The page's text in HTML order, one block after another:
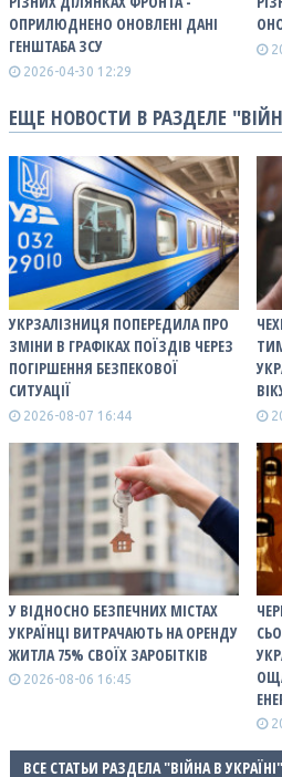
ОПРИЛЮДНЕНО ОНОВЛЕНІ ДАНІ
ГЕНШТАБА ЗСУ
2026-04-30 12:29
ЕЩЕ НОВОСТИ В РАЗДЕЛЕ
УКРЗАЛІЗНИЦЯ ПОПЕРЕДИЛА ПРО
ЗМІНИ В ГРАФІКАХ ПОЇЗДІВ ЧЕРЕЗ
ПОГІРШЕННЯ БЕЗПЕКОВОЇ
СИТУАЦІЇ
2026-08-07 16:44
У ВІДНОСНО БЕЗПЕЧНИХ МІСТАХ
УКРАЇНЦІ ВИТРАЧАЮТЬ НА ОРЕНДУ
ЖИТЛА 75% СВОЇХ ЗАРОБІТКІВ
2026-08-06 16:45
ВСЕ СТАТЬИ РАЗДЕЛА "ВІЙНА В УКРАЇНІ"